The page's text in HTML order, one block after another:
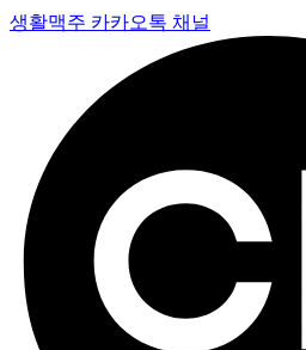
생활맥주 카카오톡 채널